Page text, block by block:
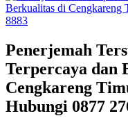
Penerjemah
Terpercaya dan
Cengkareng
Hubungi 0877